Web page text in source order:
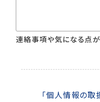
連絡事項や気になる点が
「個人情報の取